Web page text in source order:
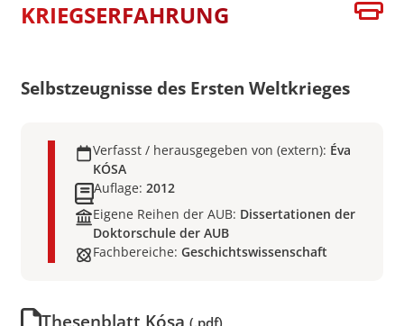
KRIEGSERFAHRUNG
Selbstzeugnisse des Ersten Weltkrieges
Verfasst / herausgegeben von (extern): Éva
KÓSA
Auflage: 2012
Eigene Reihen der AUB: Dissertationen der
Doktorschule der AUB
Fachbereiche: Geschichtswissenschaft